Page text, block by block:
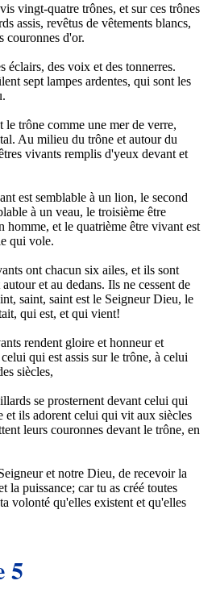
vingt-quatre trônes, et sur ces trônes
assis, revêtus de vêtements blancs,
couronnes d'or.
éclairs, des voix et des tonnerres.
sept lampes ardentes, qui sont les
le trône comme une mer de verre,
Au milieu du trône et autour du
vivants remplis d'yeux devant et
est semblable à un lion, le second
à un veau, le troisième être
homme, et le quatrième être vivant est
qui vole.
ont chacun six ailes, et ils sont
et au dedans. Ils ne cessent de
saint, saint est le Seigneur Dieu, le
qui est, et qui vient!
rendent gloire et honneur et
qui est assis sur le trône, à celui
siècles,
se prosternent devant celui qui
et ils adorent celui qui vit aux siècles
leurs couronnes devant le trône, en
et notre Dieu, de recevoir la
la puissance; car tu as créé toutes
volonté qu'elles existent et qu'elles
5